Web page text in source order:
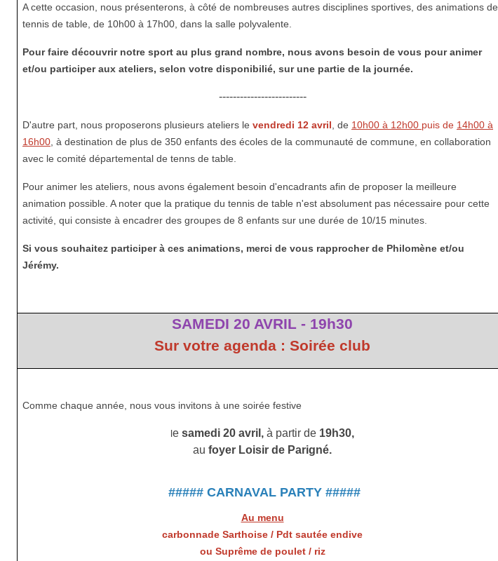
A cette occasion, nous présenterons, à côté de nombreuses autres disciplines sportives, des animations de
tennis de table, de 10h00 à 17h00, dans la salle polyvalente.
Pour faire découvrir notre sport au plus grand nombre, nous avons besoin de vous pour animer
et/ou participer aux ateliers, selon votre disponibilié, sur une partie de la journée.
-------------------------
D'autre part, nous proposerons plusieurs ateliers le vendredi 12 avril , de 10h00 à 12h00 puis de 14h00 à
16h00 , à destination de plus de 350 enfants des écoles de la communauté de commune, en collaboration
avec le comité départemental de tenns de table.
Pour animer les ateliers, nous avons également besoin d'encadrants afin de proposer la meilleure
animation possible. A noter que la pratique du tennis de table n'est absolument pas nécessaire pour cette
activité, qui consiste à encadrer des groupes de 8 enfants sur une durée de 10/15 minutes.
Si vous souhaitez participer à ces animations, merci de vous rapprocher de Philomène et/ou
Jérémy.
SAMEDI 20 AVRIL - 19h30
Sur votre agenda : Soirée club
Comme chaque année, nous vous invitons à une soirée festive
le samedi 20 avril, à partir de 19h30,
au foyer Loisir de Parigné.
##### CARNAVAL PARTY #####
Au menu
carbonnade Sarthoise / Pdt sautée endive
ou Suprême de poulet / riz